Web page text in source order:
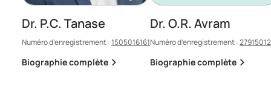
Dr. P.C. Tanase
Numéro d’enregistrement :1505016161
Biographie complète
Dr. O.R. Avram
Numéro d’enregistrement :
Biographie complète